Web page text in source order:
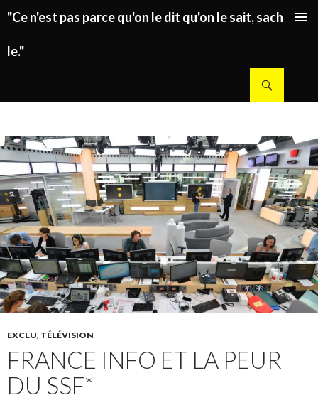
"Ce n'est pas parce qu'on le dit qu'on le sait, sachez
le."
EXCLU, TÉLÉVISION
FRANCE INFO ET LA PEUR
DU SSF*